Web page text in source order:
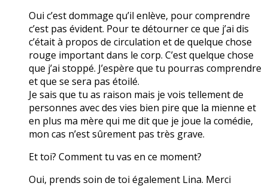
Oui c’est dommage qu’il enlève, pour comprendre
c’est pas évident. Pour te détourner ce que j’ai dis
c’était à propos de circulation et de quelque chose
rouge important dans le corp. C’est quelque chose
que j’ai stoppé. J’espère que tu pourras comprendre
et que se sera pas étoilé.
Je sais que tu as raison mais je vois tellement de
personnes avec des vies bien pire que la mienne et
en plus ma mère qui me dit que je joue la comédie,
mon cas n’est sûrement pas très grave.
Et toi? Comment tu vas en ce moment?
Oui, prends soin de toi également Lina. Merci